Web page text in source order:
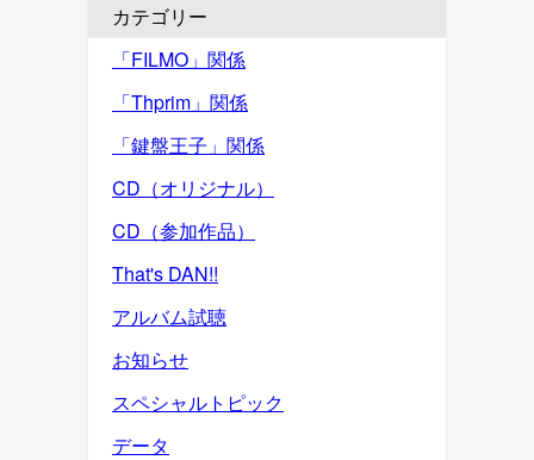
カテゴリー
「FILMO」関係
「Thprim」関係
「鍵盤王子」関係
CD（オリジナル）
CD（参加作品）
That's DAN!!
アルバム試聴
お知らせ
スペシャルトピック
データ